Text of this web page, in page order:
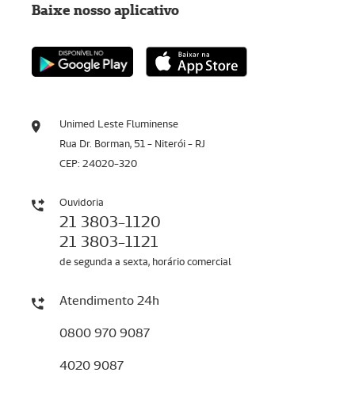
Unimed Leste Fluminense
Rua Dr. Borman, 51 - Niterói - RJ
CEP: 24020-320
Ouvidoria
21 3803-1120
21 3803-1121
de segunda a sexta, horário comercial
Atendimento 24h
0800 970 9087
4020 9087
Baixe nosso aplicativo